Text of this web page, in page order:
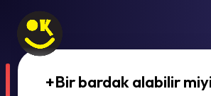
+Bir bardak alabilir